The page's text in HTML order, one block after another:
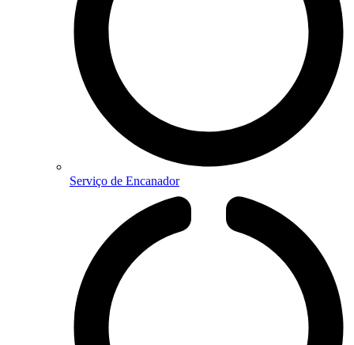
Serviço de Encanador